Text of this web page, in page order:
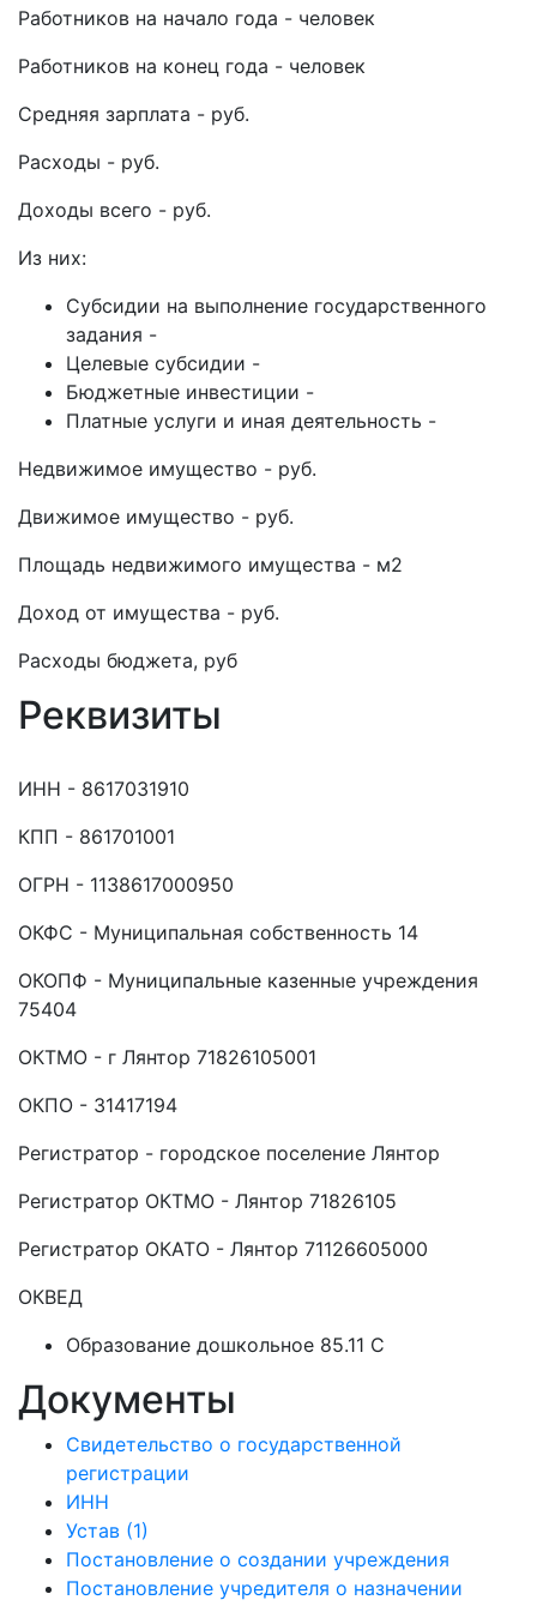
Работников на начало года - человек
Работников на конец года - человек
Средняя зарплата - руб.
Расходы - руб.
Доходы всего - руб.
Из них:
Субсидии на выполнение государственного
задания -
Целевые субсидии -
Бюджетные инвестиции -
Платные услуги и иная деятельность -
Недвижимое имущество - руб.
Движимое имущество - руб.
Площадь недвижимого имущества - м2
Доход от имущества - руб.
Расходы бюджета, руб
Реквизиты
ИНН - 8617031910
КПП - 861701001
ОГРН - 1138617000950
ОКФС - Муниципальная собственность 14
ОКОПФ - Муниципальные казенные учреждения
75404
ОКТМО - г Лянтор 71826105001
ОКПО - 31417194
Регистратор - городское поселение Лянтор
Регистратор ОКТМО - Лянтор 71826105
Регистратор ОКАТО - Лянтор 71126605000
ОКВЕД
Образование дошкольное 85.11 C
Документы
Свидетельство о государственной
регистрации
ИНН
Устав (1)
Постановление о создании учреждения
Постановление учредителя о назначении